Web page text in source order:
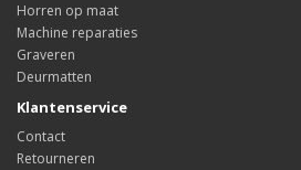
Horren op maat
Machine reparaties
Graveren
Deurmatten
Klantenservice
Contact
Retourneren